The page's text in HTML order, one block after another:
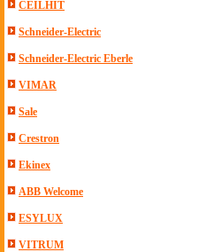
CEILHIT
Schneider-Electric
Schneider-Electric Eberle
VIMAR
Sale
Crestron
Ekinex
ABB Welcome
ESYLUX
VITRUM